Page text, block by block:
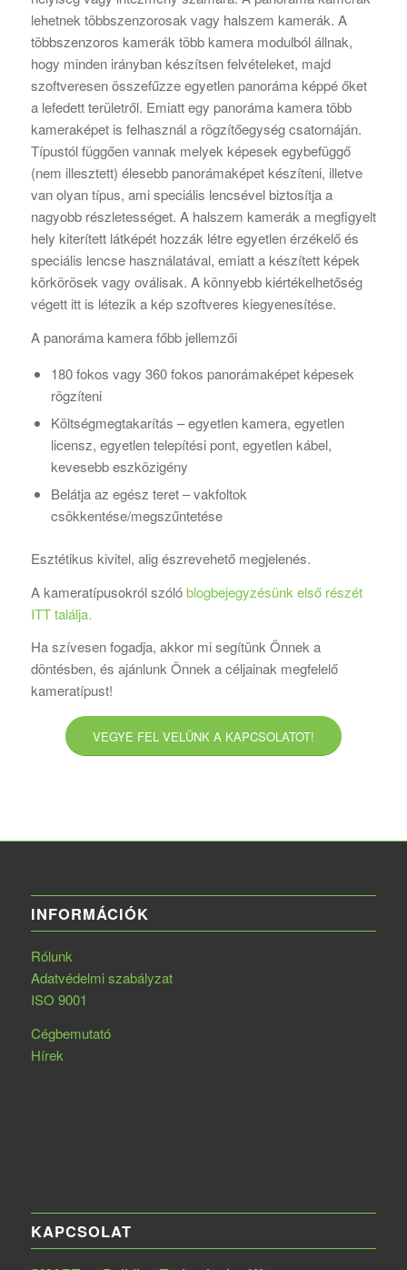
lehetnek többszenzorosak vagy halszem kamerák. A
többszenzoros kamerák több kamera modulból állnak,
hogy minden irányban készítsen felvételeket, majd
szoftveresen összefűzze egyetlen panoráma képpé őket
a lefedett területről. Emiatt egy panoráma kamera több
kameraképet is felhasznál a rögzítőegység csatornáján.
Típustól függően vannak melyek képesek egybefüggő
(nem illesztett) élesebb panorámaképet készíteni, illetve
van olyan típus, ami speciális lencsével biztosítja a
nagyobb részletességet. A halszem kamerák a megfigyelt
hely kiterített látképét hozzák létre egyetlen érzékelő és
speciális lencse használatával, emiatt a készített képek
körkörösek vagy oválisak. A könnyebb kiértékelhetőség
végett itt is létezik a kép szoftveres kiegyenesítése.
A panoráma kamera főbb jellemzői
180 fokos vagy 360 fokos panorámaképet képesek
rögzíteni
Költségmegtakarítás – egyetlen kamera, egyetlen
licensz, egyetlen telepítési pont, egyetlen kábel,
kevesebb eszközigény
Belátja az egész teret – vakfoltok
csökkentése/megszűntetése
Esztétikus kivitel, alig észrevehető megjelenés.
A kameratípusokról szólóblogbejegyzésünk első részét
ITT találja.
Ha szívesen fogadja, akkor mi segítünk Önnek a
döntésben, és ajánlunk Önnek a céljainak megfelelő
kameratípust!
VEGYE FEL VELÜNK A KAPCSOLATOT!
INFORMÁCIÓK
Rólunk
Adatvédelmi szabályzat
ISO 9001
Cégbemutató
Hírek
KAPCSOLAT